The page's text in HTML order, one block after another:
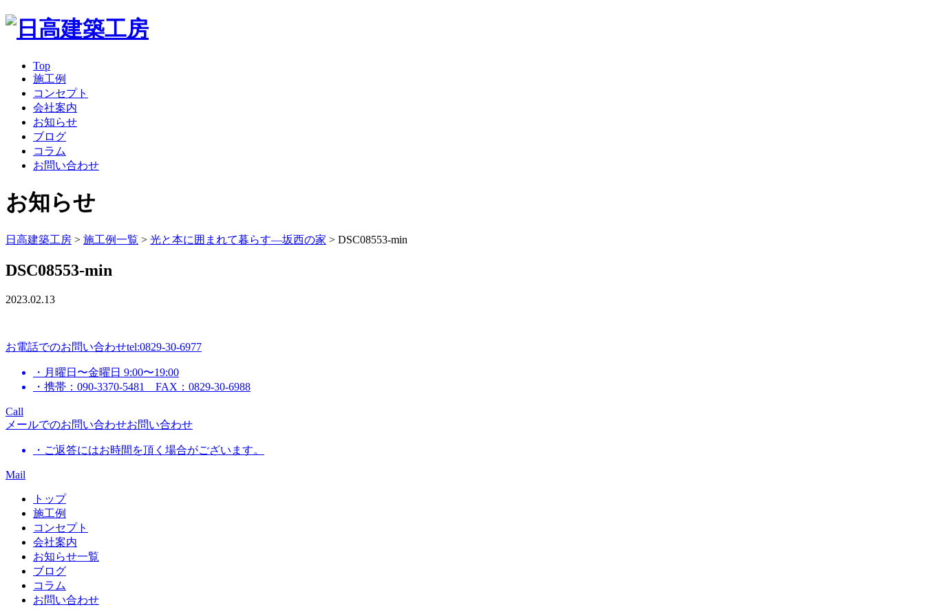
Top
施工例
コンセプト
会社案内
お知らせ
ブログ
コラム
お問い合わせ
お知らせ
日高建築工房 > 施工例一覧 > 光と本に囲まれて暮らす―坂西の家 > DSC08553-min
DSC08553-min
2023.02.13
お電話でのお問い合わせtel:0829-30-6977
・月曜日〜金曜日 9:00〜19:00
・携帯：090-3370-5481 FAX：0829-30-6988
Call
メールでのお問い合わせお問い合わせ
・ご返答にはお時間を頂く場合がございます。
Mail
トップ
施工例
コンセプト
会社案内
お知らせ一覧
ブログ
コラム
お問い合わせ